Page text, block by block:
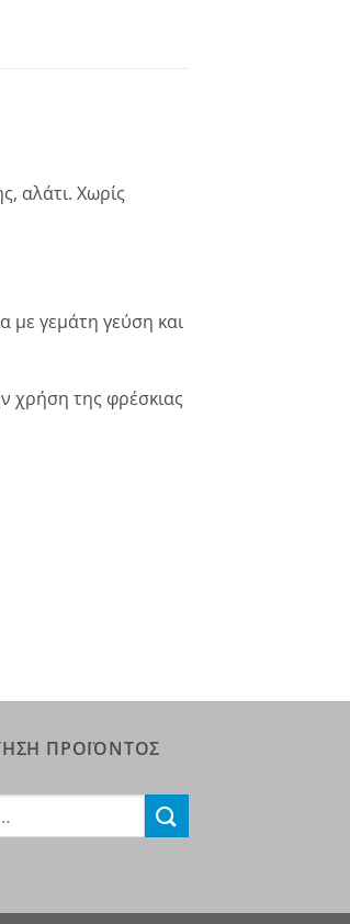
αλάτι. Χωρίς
με γεμάτη γεύση και
χρήση της φρέσκιας
ΠΡΟΪΟΝΤΟΣ